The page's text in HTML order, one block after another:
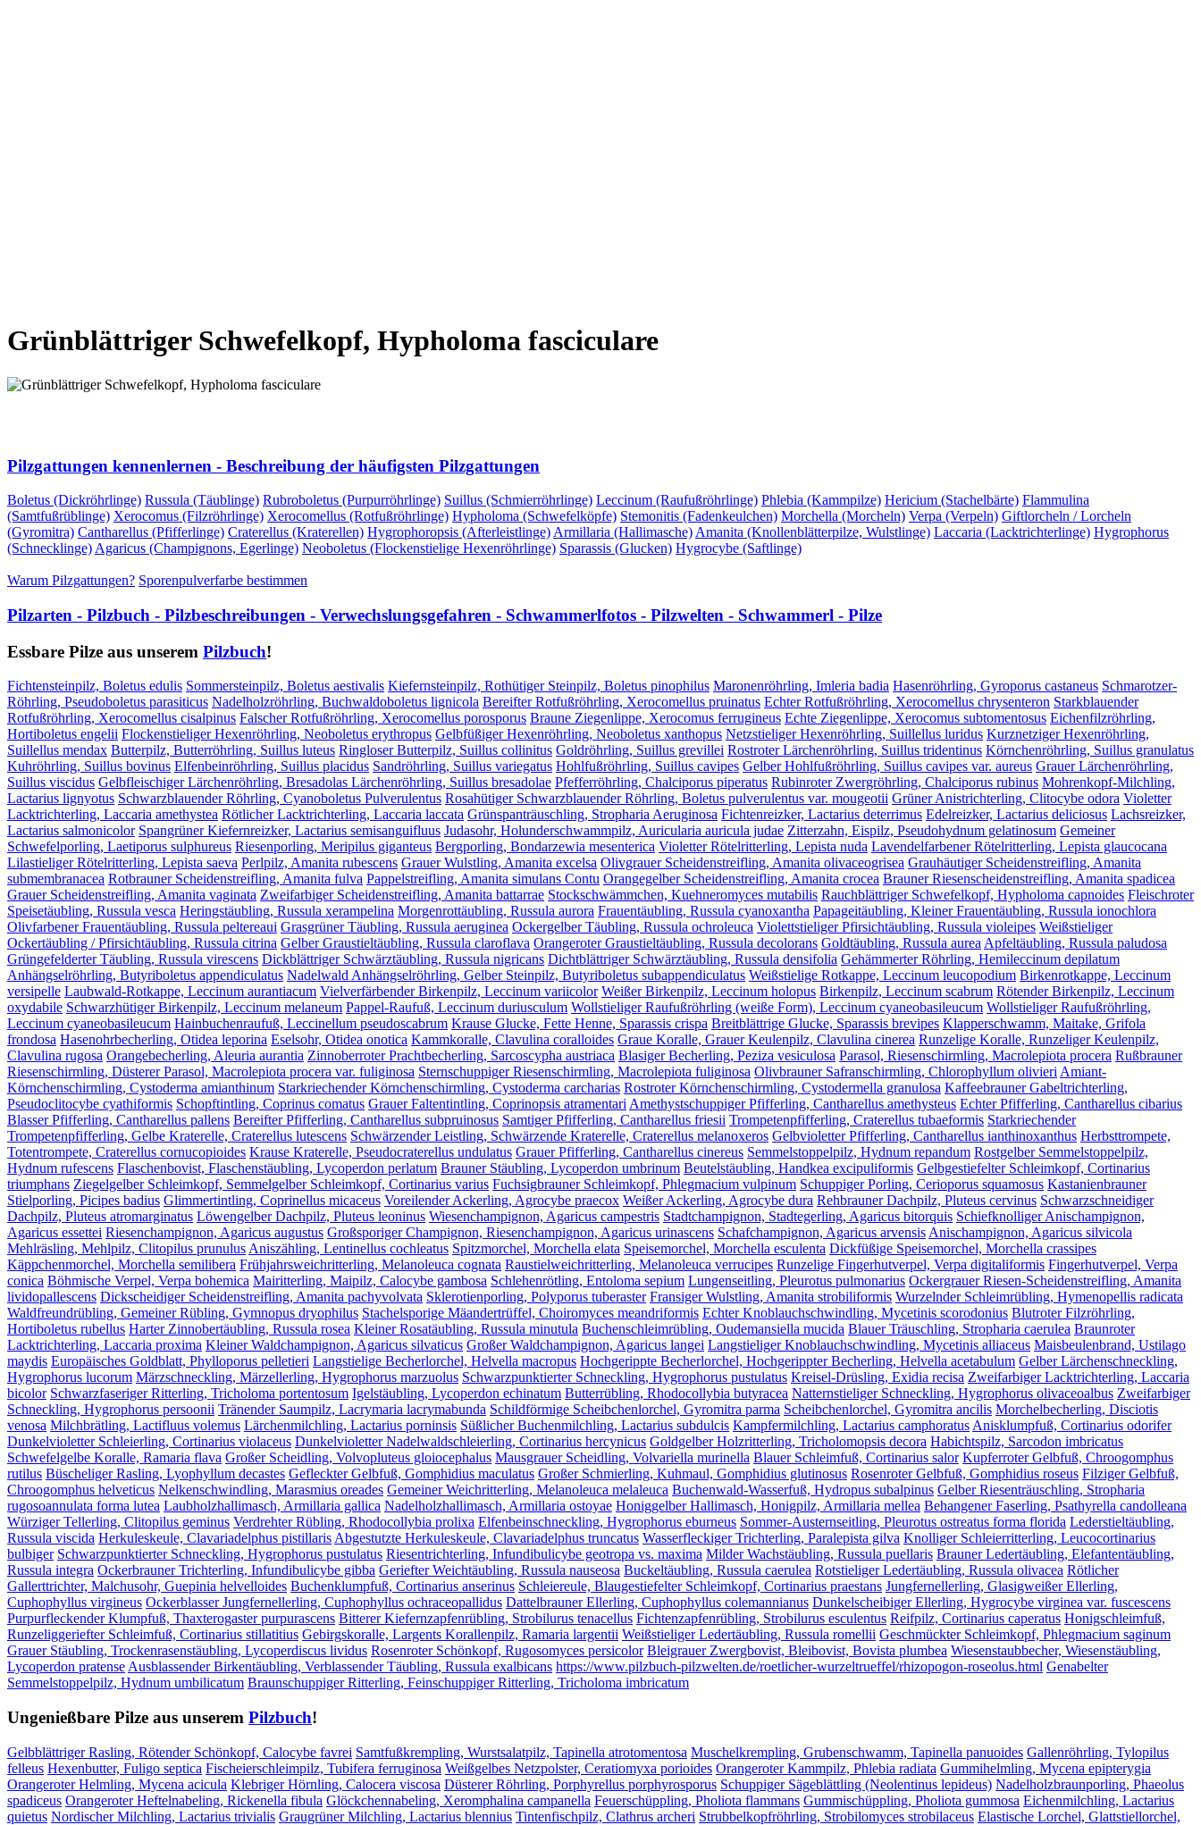
Grünblättriger Schwefelkopf, Hypholoma fasciculare
Pilzgattungen kennenlernen - Beschreibung der häufigsten Pilzgattungen
Boletus (Dickröhrlinge) Russula (Täublinge) Rubroboletus (Purpurröhrlinge) Suillus (Schmierröhrlinge) Leccinum (Raufußröhrlinge) Phlebia (Kammpilze) Hericium (Stachelbärte) Flammulina
(Samtfußrüblinge) Xerocomus (Filzröhrlinge) Xerocomellus (Rotfußröhrlinge) Hypholoma (Schwefelköpfe) Stemonitis (Fadenkeulchen) Morchella (Morcheln) Verpa (Verpeln) Giftlorcheln / Lorcheln
(Gyromitra) Cantharellus (Pfifferlinge) Craterellus (Kraterellen) Hygrophoropsis (Afterleistlinge) Armillaria (Hallimasche) Amanita (Knollenblätterpilze, Wulstlinge) Laccaria (Lacktrichterlinge) Hygrophorus
(Schnecklinge) Agaricus (Champignons, Egerlinge) Neoboletus (Flockenstielige Hexenröhrlinge) Sparassis (Glucken) Hygrocybe (Saftlinge)
Warum Pilzgattungen? Sporenpulverfarbe bestimmen
Pilzarten - Pilzbuch - Pilzbeschreibungen - Verwechslungsgefahren - Schwammerlfotos - Pilzwelten - Schwammerl - Pilze
Essbare Pilze aus unserem Pilzbuch!
Fichtensteinpilz, Boletus edulis Sommersteinpilz, Boletus aestivalis Kiefernsteinpilz, Rothütiger Steinpilz, Boletus pinophilus Maronenröhrling, Imleria badia Hasenröhrling, Gyroporus castaneus Schmarotzer-
Röhrling, Pseudoboletus parasiticus Nadelholzröhrling, Buchwaldoboletus lignicola Bereifter Rotfußröhrling, Xerocomellus pruinatus Echter Rotfußröhrling, Xerocomellus chrysenteron Starkblauender
Rotfußröhrling, Xerocomellus cisalpinus Falscher Rotfußröhrling, Xerocomellus porosporus Braune Ziegenlippe, Xerocomus ferrugineus Echte Ziegenlippe, Xerocomus subtomentosus Eichenfilzröhrling,
Hortiboletus engelii Flockenstieliger Hexenröhrling, Neoboletus erythropus Gelbfüßiger Hexenröhrling, Neoboletus xanthopus Netzstieliger Hexenröhrling, Suillellus luridus Kurznetziger Hexenröhrling,
Suillellus mendax Butterpilz, Butterröhrling, Suillus luteus Ringloser Butterpilz, Suillus collinitus Goldröhrling, Suillus grevillei Rostroter Lärchenröhrling, Suillus tridentinus Körnchenröhrling, Suillus granulatus
Kuhröhrling, Suillus bovinus Elfenbeinröhrling, Suillus placidus Sandröhrling, Suillus variegatus Hohlfußröhrling, Suillus cavipes Gelber Hohlfußröhrling, Suillus cavipes var. aureus Grauer Lärchenröhrling,
Suillus viscidus Gelbfleischiger Lärchenröhrling, Bresadolas Lärchenröhrling, Suillus bresadolae Pfefferröhrling, Chalciporus piperatus Rubinroter Zwergröhrling, Chalciporus rubinus Mohrenkopf-Milchling,
Lactarius lignyotus Schwarzblauender Röhrling, Cyanoboletus Pulverulentus Rosahütiger Schwarzblauender Röhrling, Boletus pulverulentus var. mougeotii Grüner Anistrichterling, Clitocybe odora Violetter
Lacktrichterling, Laccaria amethystea Rötlicher Lacktrichterling, Laccaria laccata Grünspanträuschling, Stropharia Aeruginosa Fichtenreizker, Lactarius deterrimus Edelreizker, Lactarius deliciosus Lachsreizker,
Lactarius salmonicolor Spangrüner Kiefernreizker, Lactarius semisanguifluus Judasohr, Holunderschwammpilz, Auricularia auricula judae Zitterzahn, Eispilz, Pseudohydnum gelatinosum Gemeiner
Schwefelporling, Laetiporus sulphureus Riesenporling, Meripilus giganteus Bergporling, Bondarzewia mesenterica Violetter Rötelritterling, Lepista nuda Lavendelfarbener Rötelritterling, Lepista glaucocana
Lilastieliger Rötelritterling, Lepista saeva Perlpilz, Amanita rubescens Grauer Wulstling, Amanita excelsa Olivgrauer Scheidenstreifling, Amanita olivaceogrisea Grauhäutiger Scheidenstreifling, Amanita
submembranacea Rotbrauner Scheidenstreifling, Amanita fulva Pappelstreifling, Amanita simulans Contu Orangegelber Scheidenstreifling, Amanita crocea Brauner Riesenscheidenstreifling, Amanita spadicea
Grauer Scheidenstreifling, Amanita vaginata Zweifarbiger Scheidenstreifling, Amanita battarrae Stockschwämmchen, Kuehneromyces mutabilis Rauchblättriger Schwefelkopf, Hypholoma capnoides Fleischroter
Speisetäubling, Russula vesca Heringstäubling, Russula xerampelina Morgenrottäubling, Russula aurora Frauentäubling, Russula cyanoxantha Papageitäubling, Kleiner Frauentäubling, Russula ionochlora
Olivfarbener Frauentäubling, Russula peltereaui Grasgrüner Täubling, Russula aeruginea Ockergelber Täubling, Russula ochroleuca Violettstieliger Pfirsichtäubling, Russula violeipes Weißstieliger
Ockertäubling / Pfirsichtäubling, Russula citrina Gelber Graustieltäubling, Russula claroflava Orangeroter Graustieltäubling, Russula decolorans Goldtäubling, Russula aureaApfeltäubling, Russula paludosa
Grüngefelderter Täubling, Russula virescens Dickblättriger Schwärztäubling, Russula nigricans Dichtblättriger Schwärztäubling, Russula densifolia Gehämmerter Röhrling, Hemileccinum depilatum
Anhängselröhrling, Butyriboletus appendiculatus Nadelwald Anhängselröhrling, Gelber Steinpilz, Butyriboletus subappendiculatus Weißstielige Rotkappe, Leccinum leucopodium Birkenrotkappe, Leccinum
versipelle Laubwald-Rotkappe, Leccinum aurantiacum Vielverfärbender Birkenpilz, Leccinum variicolor Weißer Birkenpilz, Leccinum holopus Birkenpilz, Leccinum scabrum Rötender Birkenpilz, Leccinum
oxydabile Schwarzhütiger Birkenpilz, Leccinum melaneum Pappel-Raufuß, Leccinum duriusculum Wollstieliger Raufußröhrling (weiße Form), Leccinum cyaneobasileucum Wollstieliger Raufußröhrling,
Leccinum cyaneobasileucum Hainbuchenraufuß, Leccinellum pseudoscabrum Krause Glucke, Fette Henne, Sparassis crispa Breitblättrige Glucke, Sparassis brevipes Klapperschwamm, Maitake, Grifola
frondosa Hasenohrbecherling, Otidea leporina Eselsohr, Otidea onotica Kammkoralle, Clavulina coralloides Graue Koralle, Grauer Keulenpilz, Clavulina cinerea Runzelige Koralle, Runzeliger Keulenpilz,
Clavulina rugosa Orangebecherling, Aleuria aurantia Zinnoberroter Prachtbecherling, Sarcoscypha austriaca Blasiger Becherling, Peziza vesiculosa Parasol, Riesenschirmling, Macrolepiota procera Rußbrauner
Riesenschirmling, Düsterer Parasol, Macrolepiota procera var. fuliginosa Sternschuppiger Riesenschirmling, Macrolepiota fuliginosa Olivbrauner Safranschirmling, Chlorophyllum olivieriAmiant-
Körnchenschirmling, Cystoderma amianthinum Starkriechender Körnchenschirmling, Cystoderma carcharias Rostroter Körnchenschirmling, Cystodermella granulosa Kaffeebrauner Gabeltrichterling,
Pseudoclitocybe cyathiformis Schopftintling, Coprinus comatus Grauer Faltentintling, Coprinopsis atramentariAmethystschuppiger Pfifferling, Cantharellus amethysteus Echter Pfifferling, Cantharellus cibarius
Blasser Pfifferling, Cantharellus pallens Bereifter Pfifferling, Cantharellus subpruinosus Samtiger Pfifferling, Cantharellus friesii Trompetenpfifferling, Craterellus tubaeformis Starkriechender
Trompetenpfifferling, Gelbe Kraterelle, Craterellus lutescens Schwärzender Leistling, Schwärzende Kraterelle, Craterellus melanoxeros Gelbvioletter Pfifferling, Cantharellus ianthinoxanthus Herbsttrompete,
Totentrompete, Craterellus cornucopioides Krause Kraterelle, Pseudocraterellus undulatus Grauer Pfifferling, Cantharellus cinereus Semmelstoppelpilz, Hydnum repandum Rostgelber Semmelstoppelpilz,
Hydnum rufescens Flaschenbovist, Flaschenstäubling, Lycoperdon perlatum Brauner Stäubling, Lycoperdon umbrinum Beutelstäubling, Handkea excipuliformis Gelbgestiefelter Schleimkopf, Cortinarius
triumphans Ziegelgelber Schleimkopf, Semmelgelber Schleimkopf, Cortinarius varius Fuchsigbrauner Schleimkopf, Phlegmacium vulpinum Schuppiger Porling, Cerioporus squamosus Kastanienbrauner
Stielporling, Picipes badius Glimmertintling, Coprinellus micaceus Voreilender Ackerling, Agrocybe praecox Weißer Ackerling, Agrocybe dura Rehbrauner Dachpilz, Pluteus cervinus Schwarzschneidiger
Dachpilz, Pluteus atromarginatus Löwengelber Dachpilz, Pluteus leoninus Wiesenchampignon, Agaricus campestris Stadtchampignon, Stadtegerling, Agaricus bitorquis Schiefknolliger Anischampignon,
Agaricus essettei Riesenchampignon, Agaricus augustus Großsporiger Champignon, Riesenchampignon, Agaricus urinascens Schafchampignon, Agaricus arvensisAnischampignon, Agaricus silvicola
Mehlräsling, Mehlpilz, Clitopilus prunulusAniszähling, Lentinellus cochleatus Spitzmorchel, Morchella elata Speisemorchel, Morchella esculenta Dickfüßige Speisemorchel, Morchella crassipes
Käppchenmorchel, Morchella semilibera Frühjahrsweichritterling, Melanoleuca cognata Raustielweichritterling, Melanoleuca verrucipes Runzelige Fingerhutverpel, Verpa digitaliformis Fingerhutverpel, Verpa
conica Böhmische Verpel, Verpa bohemica Mairitterling, Maipilz, Calocybe gambosa Schlehenrötling, Entoloma sepium Lungenseitling, Pleurotus pulmonarius Ockergrauer Riesen-Scheidenstreifling, Amanita
lividopallescens Dickscheidiger Scheidenstreifling, Amanita pachyvolvata Sklerotienporling, Polyporus tuberaster Fransiger Wulstling, Amanita strobiliformis Wurzelnder Schleimrübling, Hymenopellis radicata
Waldfreundrübling, Gemeiner Rübling, Gymnopus dryophilus Stachelsporige Mäandertrüffel, Choiromyces meandriformis Echter Knoblauchschwindling, Mycetinis scorodonius Blutroter Filzröhrling,
Hortiboletus rubellus Harter Zinnobertäubling, Russula rosea Kleiner Rosatäubling, Russula minutula Buchenschleimrübling, Oudemansiella mucida Blauer Träuschling, Stropharia caerulea Braunroter
Lacktrichterling, Laccaria proxima Kleiner Waldchampignon, Agaricus silvaticus Großer Waldchampignon, Agaricus langei Langstieliger Knoblauchschwindling, Mycetinis alliaceus Maisbeulenbrand, Ustilago
maydis Europäisches Goldblatt, Phylloporus pelletieri Langstielige Becherlorchel, Helvella macropus Hochgerippte Becherlorchel, Hochgerippter Becherling, Helvella acetabulum Gelber Lärchenschneckling,
Hygrophorus lucorum Märzschneckling, Märzellerling, Hygrophorus marzuolus Schwarzpunktierter Schneckling, Hygrophorus pustulatus Kreisel-Drüsling, Exidia recisa Zweifarbiger Lacktrichterling, Laccaria
bicolor Schwarzfaseriger Ritterling, Tricholoma portentosum Igelstäubling, Lycoperdon echinatum Butterrübling, Rhodocollybia butyracea Natternstieliger Schneckling, Hygrophorus olivaceoalbus Zweifarbiger
Schneckling, Hygrophorus persoonii Tränender Saumpilz, Lacrymaria lacrymabunda Schildförmige Scheibchenlorchel, Gyromitra parma Scheibchenlorchel, Gyromitra ancilis Morchelbecherling, Disciotis
venosa Milchbrätling, Lactifluus volemus Lärchenmilchling, Lactarius porninsis Süßlicher Buchenmilchling, Lactarius subdulcis Kampfermilchling, Lactarius camphoratusAnisklumpfuß, Cortinarius odorifer
Dunkelvioletter Schleierling, Cortinarius violaceus Dunkelvioletter Nadelwaldschleierling, Cortinarius hercynicus Goldgelber Holzritterling, Tricholomopsis decora Habichtspilz, Sarcodon imbricatus
Schwefelgelbe Koralle, Ramaria flava Großer Scheidling, Volvopluteus gloiocephalus Mausgrauer Scheidling, Volvariella murinella Blauer Schleimfuß, Cortinarius salor Kupferroter Gelbfuß, Chroogomphus
rutilus Büscheliger Rasling, Lyophyllum decastes Gefleckter Gelbfuß, Gomphidius maculatus Großer Schmierling, Kuhmaul, Gomphidius glutinosus Rosenroter Gelbfuß, Gomphidius roseus Filziger Gelbfuß,
Chroogomphus helveticus Nelkenschwindling, Marasmius oreades Gemeiner Weichritterling, Melanoleuca melaleuca Buchenwald-Wasserfuß, Hydropus subalpinus Gelber Riesenträuschling, Stropharia
rugosoannulata forma lutea Laubholzhallimasch, Armillaria gallica Nadelholzhallimasch, Armillaria ostoyae Honiggelber Hallimasch, Honigpilz, Armillaria mellea Behangener Faserling, Psathyrella candolleana
Würziger Tellerling, Clitopilus geminus Verdrehter Rübling, Rhodocollybia prolixa Elfenbeinschneckling, Hygrophorus eburneus Sommer-Austernseitling, Pleurotus ostreatus forma florida Lederstieltäubling,
Russula viscida Herkuleskeule, Clavariadelphus pistillarisAbgestutzte Herkuleskeule, Clavariadelphus truncatus Wasserfleckiger Trichterling, Paralepista gilva Knolliger Schleierritterling, Leucocortinarius
bulbiger Schwarzpunktierter Schneckling, Hygrophorus pustulatus Riesentrichterling, Infundibulicybe geotropa vs. maxima Milder Wachstäubling, Russula puellaris Brauner Ledertäubling, Elefantentäubling,
Russula integra Ockerbrauner Trichterling, Infundibulicybe gibba Geriefter Weichtäubling, Russula nauseosa Buckeltäubling, Russula caerulea Rotstieliger Ledertäubling, Russula olivacea Rötlicher
Gallerttrichter, Malchusohr, Guepinia helvelloides Buchenklumpfuß, Cortinarius anserinus Schleiereule, Blaugestiefelter Schleimkopf, Cortinarius praestans Jungfernellerling, Glasigweißer Ellerling,
Cuphophyllus virgineus Ockerblasser Jungfernellerling, Cuphophyllus ochraceopallidus Dattelbrauner Ellerling, Cuphophyllus colemannianus Dunkelscheibiger Ellerling, Hygrocybe virginea var. fuscescens
Purpurfleckender Klumpfuß, Thaxterogaster purpurascens Bitterer Kiefernzapfenrübling, Strobilurus tenacellus Fichtenzapfenrübling, Strobilurus esculentus Reifpilz, Cortinarius caperatus Honigschleimfuß,
Runzeliggeriefter Schleimfuß, Cortinarius stillatitius Gebirgskoralle, Largents Korallenpilz, Ramaria largentii Weißstieliger Ledertäubling, Russula romellii Geschmückter Schleimkopf, Phlegmacium saginum
Grauer Stäubling, Trockenrasenstäubling, Lycoperdiscus lividus Rosenroter Schönkopf, Rugosomyces persicolor Bleigrauer Zwergbovist, Bleibovist, Bovista plumbea Wiesenstaubbecher, Wiesenstäubling,
Lycoperdon pratenseAusblassender Birkentäubling, Verblassender Täubling, Russula exalbicans https://www.pilzbuch-pilzwelten.de/roetlicher-wurzeltrueffel/rhizopogon-roseolus.html Genabelter
Semmelstoppelpilz, Hydnum umbilicatum Braunschuppiger Ritterling, Feinschuppiger Ritterling, Tricholoma imbricatum
Ungenießbare Pilze aus unserem Pilzbuch!
Gelbblättriger Rasling, Rötender Schönkopf, Calocybe favrei Samtfußkrempling, Wurstsalatpilz, Tapinella atrotomentosa Muschelkrempling, Grubenschwamm, Tapinella panuoides Gallenröhrling, Tylopilus
felleus Hexenbutter, Fuligo septica Fischeierschleimpilz, Tubifera ferruginosa Weißgelbes Netzpolster, Ceratiomyxa porioides Orangeroter Kammpilz, Phlebia radiata Gummihelmling, Mycena epipterygia
Orangeroter Helmling, Mycena acicula Klebriger Hörnling, Calocera viscosa Düsterer Röhrling, Porphyrellus porphyrosporus Schuppiger Sägeblättling (Neolentinus lepideus) Nadelholzbraunporling, Phaeolus
spadiceus Orangeroter Heftelnabeling, Rickenella fibula Glöckchennabeling, Xeromphalina campanella Feuerschüppling, Pholiota flammans Gummischüppling, Pholiota gummosa Eichenmilchling, Lactarius
quietus Nordischer Milchling, Lactarius trivialis Graugrüner Milchling, Lactarius blennius Tintenfischpilz, Clathrus archeri Strubbelkopfröhrling, Strobilomyces strobilaceus Elastische Lorchel, Glattstiellorchel,